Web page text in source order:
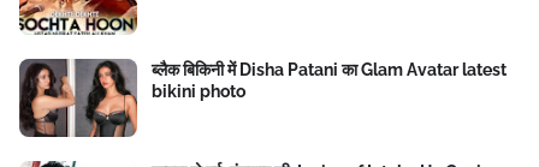
ब्लैक बिकिनी में Disha Patani का Glam Avatar latest
bikini photo